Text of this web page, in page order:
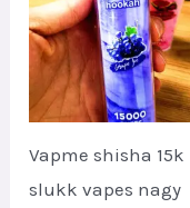
Vapme shisha 15k
slukk vapes nagy